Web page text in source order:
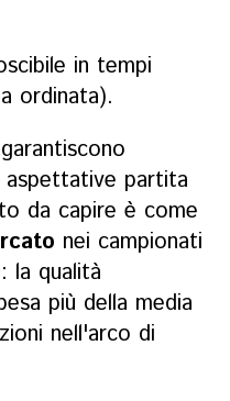
in tempi
ordinata).
partita
da capire è come
nei campionati
la qualità
più della media
nell'arco di